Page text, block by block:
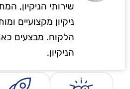
שירותי הניקיון,
ניקיון מקצועיים
הלקוח. מבצעים
הניקיון.